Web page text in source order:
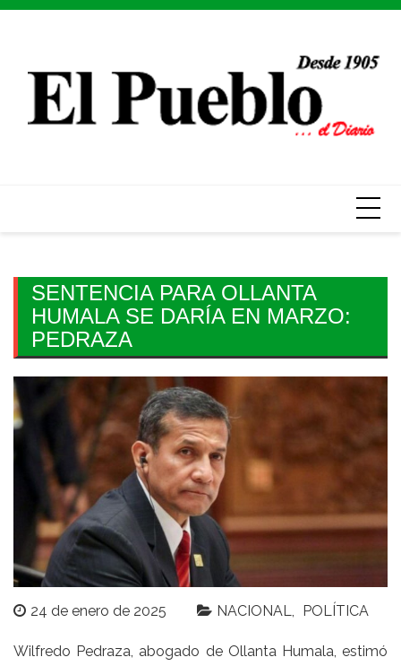
Skip
SENTENCIA PARA OLLANTA
HUMALA SE DARÍA EN MARZO:
PEDRAZA
24 de enero de 2025 NACIONAL POLÍTICA
Wilfredo Pedraza, abogado de Ollanta Humala, estimó